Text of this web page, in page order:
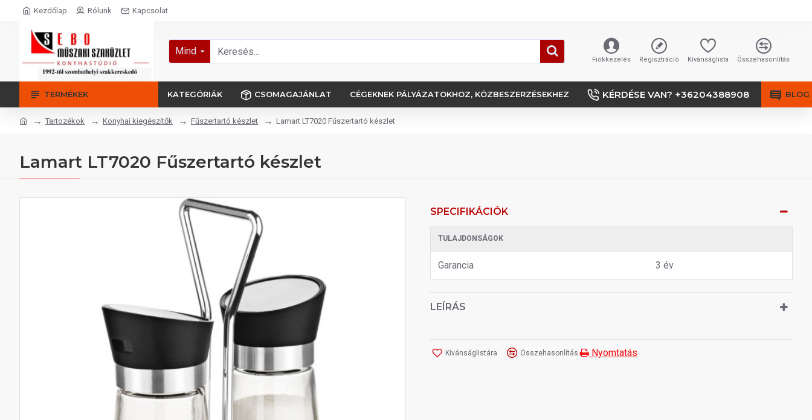
Kezdőlap Rólunk Kapcsolat
Mind
Fiókkezelés Regisztráció Kívánságlista Összehasonlítás
TERMÉKEK KATEGÓRIÁK CSOMAGAJÁNLAT CÉGEKNEK PÁLYÁZATOKHOZ, KÖZBESZERZÉSEKHEZ KÉRDÉSE VAN? +36204388908 BLOG
Tartozékok Konyhai kiegészítők Fűszertartó készlet Lamart LT7020 Fűszertartó készlet
Lamart LT7020 Fűszertartó készlet
SPECIFIKÁCIÓK
TULAJDONSÁGOK
Garancia 3 év
LEÍRÁS
Kívánságlistára Összehasonlítás Nyomtatás